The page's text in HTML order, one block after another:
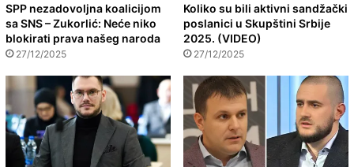
SPP nezadovoljna koalicijom
sa SNS – Zukorlić: Neće niko
blokirati prava našeg naroda
27/12/2025
Koliko su bili aktivni sandžački
poslanici u Skupštini Srbije
2025. (VIDEO)
27/12/2025